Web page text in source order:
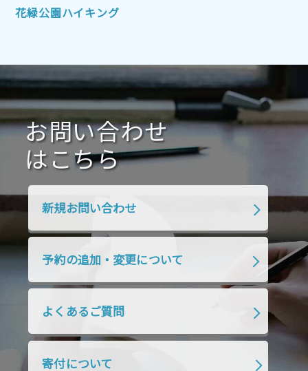
2021年10月 2021年9月
2021年1月 2020年12月 2020年11月
2020年10月 2020年9月 2020年8月
2020年7月 2020年6月 2020年5月
2020年4月 2020年3月 2020年2月
2019年9月
2019年4月
2018年7月 2018年6月
2018年4月 2018年3月 2018年2月
2018年1月 2017年12月
花緑公園ハイキング
お問い合わせ
はこちら
新規お問い合わせ
予約の追加・変更について
よくあるご質問
寄付について